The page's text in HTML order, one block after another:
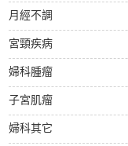
月經不調
宮頸疾病
婦科腫瘤
子宮肌瘤
婦科其它